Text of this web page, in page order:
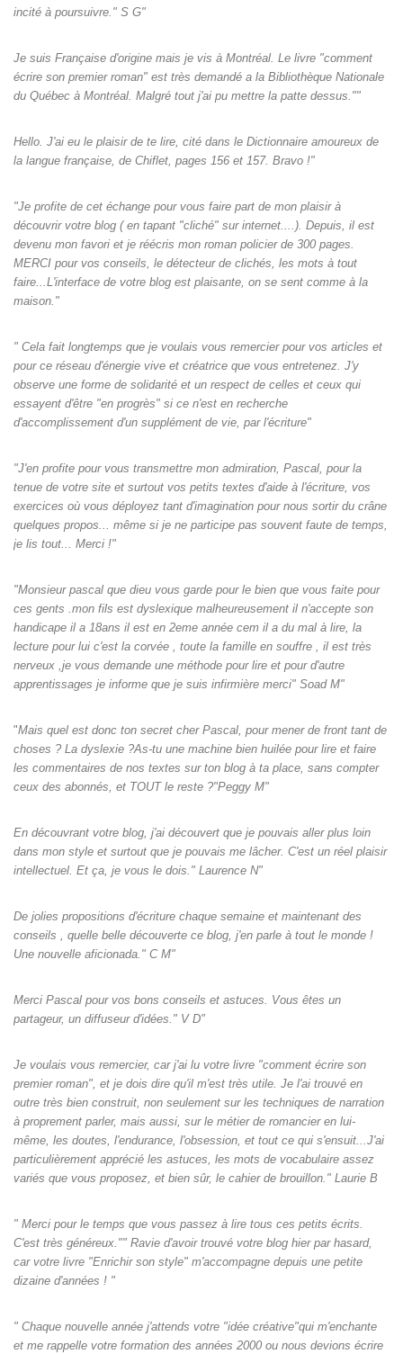
incité à poursuivre." S G"
Je suis Française d'origine mais je vis à Montréal. Le livre "comment
écrire son premier roman" est très demandé a la Bibliothèque Nationale
du Québec à Montréal. Malgré tout j'ai pu mettre la patte dessus.""
Hello. J'ai eu le plaisir de te lire, cité dans le Dictionnaire amoureux de
la langue française, de Chiflet, pages 156 et 157. Bravo !"
"Je profite de cet échange pour vous faire part de mon plaisir à
découvrir votre blog ( en tapant "cliché" sur internet....). Depuis, il est
devenu mon favori et je réécris mon roman policier de 300 pages.
MERCI pour vos conseils, le détecteur de clichés, les mots à tout
faire...L'interface de votre blog est plaisante, on se sent comme à la
maison."
" Cela fait longtemps que je voulais vous remercier pour vos articles et
pour ce réseau d'énergie vive et créatrice que vous entretenez. J'y
observe une forme de solidarité et un respect de celles et ceux qui
essayent d'être "en progrès" si ce n'est en recherche
d'accomplissement d'un supplément de vie, par l'écriture"
"J'en profite pour vous transmettre mon admiration, Pascal, pour la
tenue de votre site et surtout vos petits textes d'aide à l'écriture, vos
exercices où vous déployez tant d'imagination pour nous sortir du crâne
quelques propos... même si je ne participe pas souvent faute de temps,
je lis tout... Merci !"
"Monsieur pascal que dieu vous garde pour le bien que vous faite pour
ces gents .mon fils est dyslexique malheureusement il n'accepte son
handicape il a 18ans il est en 2eme année cem il a du mal à lire, la
lecture pour lui c'est la corvée , toute la famille en souffre , il est très
nerveux ,je vous demande une méthode pour lire et pour d'autre
apprentissages je informe que je suis infirmière merci" Soad M"
"Mais quel est donc ton secret cher Pascal, pour mener de front tant de
choses ? La dyslexie ?As-tu une machine bien huilée pour lire et faire
les commentaires de nos textes sur ton blog à ta place, sans compter
ceux des abonnés, et TOUT le reste ?"Peggy M"
En découvrant votre blog, j'ai découvert que je pouvais aller plus loin
dans mon style et surtout que je pouvais me lâcher. C'est un réel plaisir
intellectuel. Et ça, je vous le dois." Laurence N"
De jolies propositions d'écriture chaque semaine et maintenant des
conseils , quelle belle découverte ce blog, j'en parle à tout le monde !
Une nouvelle aficionada." C M"
Merci Pascal pour vos bons conseils et astuces. Vous êtes un
partageur, un diffuseur d'idées." V D"
Je voulais vous remercier, car j'ai lu votre livre "comment écrire son
premier roman", et je dois dire qu'il m'est très utile. Je l'ai trouvé en
outre très bien construit, non seulement sur les techniques de narration
à proprement parler, mais aussi, sur le métier de romancier en lui-
même, les doutes, l'endurance, l'obsession, et tout ce qui s'ensuit...J'ai
particulièrement apprécié les astuces, les mots de vocabulaire assez
variés que vous proposez, et bien sûr, le cahier de brouillon." Laurie B
" Merci pour le temps que vous passez à lire tous ces petits écrits.
C'est très généreux."" Ravie d'avoir trouvé votre blog hier par hasard,
car votre livre "Enrichir son style" m'accompagne depuis une petite
dizaine d'années ! "
" Chaque nouvelle année j'attends votre "idée créative"qui m'enchante
et me rappelle votre formation des années 2000 ou nous devions écrire